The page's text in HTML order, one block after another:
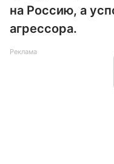
на Россию, а
агрессора.
Реклама